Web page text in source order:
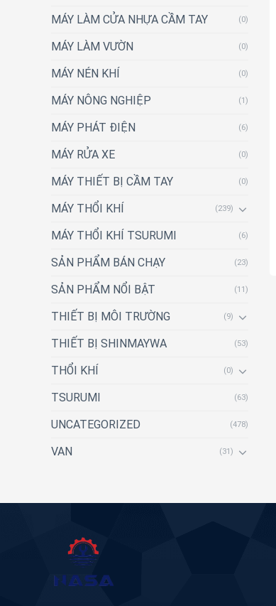
MÁY LÀM CỬA NHỰA CẦM TAY (0)
MÁY LÀM VƯỜN (0)
MÁY NÉN KHÍ (0)
MÁY NÔNG NGHIỆP (1)
MÁY PHÁT ĐIỆN (6)
MÁY RỬA XE (0)
MÁY THIẾT BỊ CẦM TAY (0)
MÁY THỔI KHÍ (239)
MÁY THỔI KHÍ TSURUMI (6)
SẢN PHẨM BÁN CHẠY (23)
SẢN PHẨM NỔI BẬT (11)
THIẾT BỊ MÔI TRƯỜNG (9)
THIẾT BỊ SHINMAYWA (53)
THỔI KHÍ (0)
TSURUMI (63)
UNCATEGORIZED (478)
VAN (31)